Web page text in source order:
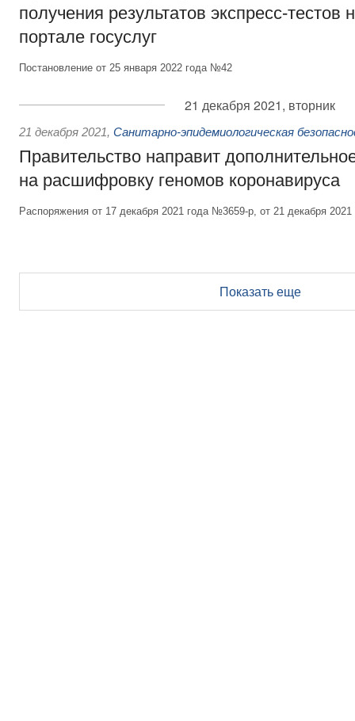
получения результатов экспресс-тестов
портале госуслуг
Постановление от 25 января 2022 года №42
21 декабря 2021, вторник
21 декабря 2021, Санитарно-эпидемиологическая
Правительство направит
на расшифровку геномов коронавируса
Распоряжения от 17 декабря 2021 года №3659-р, от 21 декабря
Показать еще